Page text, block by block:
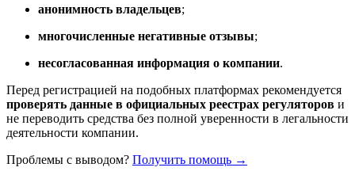
анонимность владельцев;
многочисленные негативные отзывы;
несогласованная информация о компании.
Перед регистрацией на подобных платформах рекомендуется
проверять данные в официальных реестрах регуляторов и
не переводить средства без полной уверенности в легальности
деятельности компании.
Проблемы с выводом? Получить помощь →